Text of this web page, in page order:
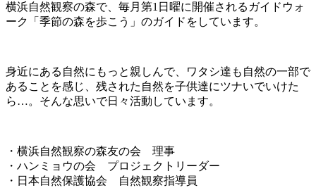
横浜自然観察の森で、毎月第1日曜に開催されるガイドウォ
ーク「季節の森を歩こう」のガイドをしています。
身近にある自然にもっと親しんで、ワタシ達も自然の一部で
あることを感じ、残された自然を子供達にツナいでいけた
ら…。そんな思いで日々活動しています。
・横浜自然観察の森友の会 理事
・ハンミョウの会 プロジェクトリーダー
・日本自然保護協会 自然観察指導員